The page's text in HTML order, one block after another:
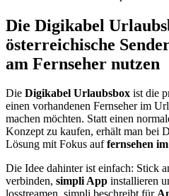
Die Digikabel
österreichische
am Fernseher nutzen
Die Digikabel Urlaubsbox ist die
einen vorhandenen Fernseher im
machen möchten. Statt einen
Konzept zu kaufen, erhält man bei
Lösung mit Fokus auffernsehen
Die Idee dahinter ist einfach: Stick
verbinden, simpli App installieren